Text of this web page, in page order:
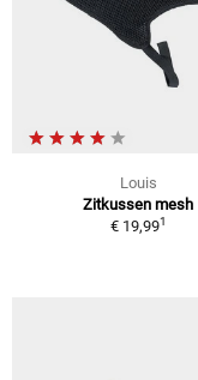
Louis
Zitkussen mesh
€ 19,991